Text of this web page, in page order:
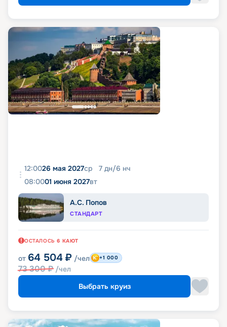
12:0026 мая 2027ср 7 дн/6 нч
08:0001 июня 2027вт
А.С. Попов
СТАНДАРТ
ОСТАЛОСЬ 6 КАЮТ
от 64 504 ₽ /чел
73 300₽ /чел
+1 000
Выбрать круиз